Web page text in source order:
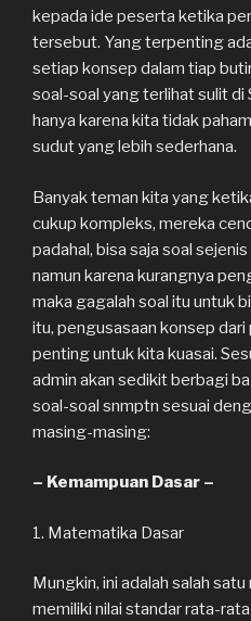
kepada ide peserta ketika
tersebut. Yang terpenting
setiap konsep dalam tiap
soal-soal yang terlihat sulit di
hanya karena kita tidak
sudut yang lebih sederhana.
Banyak teman kita yang
cukup kompleks, mereka
padahal, bisa saja soal
namun karena kurangnya
maka gagalah soal itu untuk
itu, pengusasaan konsep
penting untuk kita kuasai.
admin akan sedikit berbagi
soal-soal snmptn sesuai
masing-masing:
– Kemampuan Dasar –
1. Matematika Dasar
Mungkin, ini adalah salah
memiliki nilai standar rata-